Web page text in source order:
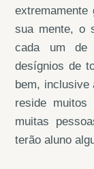
sua mente, o
cada um de
desígnios de
bem, inclusive
reside muitos
muitas
terão aluno